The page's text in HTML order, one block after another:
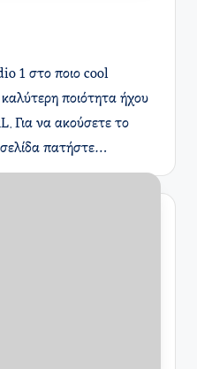
1 στο ποιο cool
ποιότητα ήχου
Για να ακούσετε το
πατήστε…